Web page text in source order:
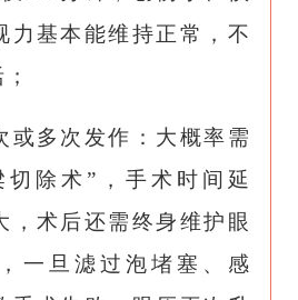
力基本能维持正常，不
或多次发作：大概率需
切除术”，手术时间延
，术后还需终身维护眼
一旦滤过泡堵塞、感